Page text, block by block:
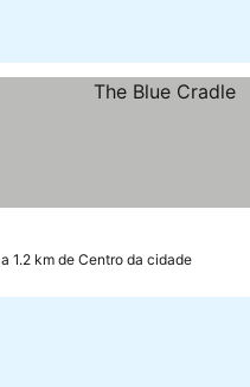
a 1.2 km de Centro da cidade